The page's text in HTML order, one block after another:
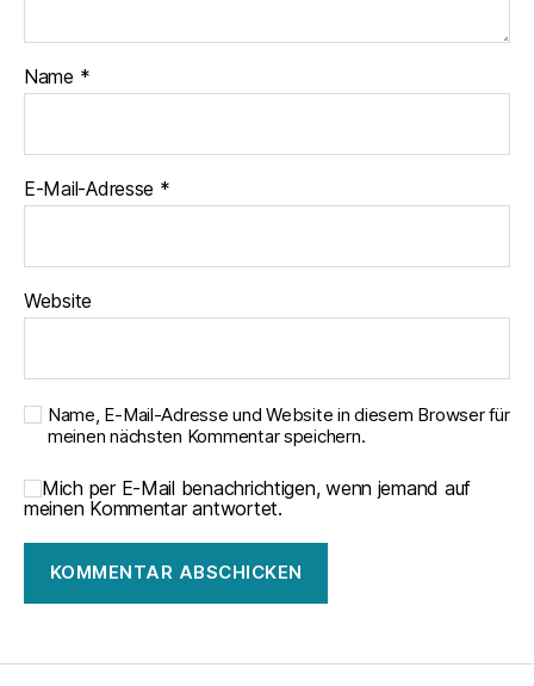
Name *
E-Mail-Adresse *
Website
Name, E-Mail-Adresse und Website in diesem Browser für
meinen nächsten Kommentar speichern.
Mich per E-Mail benachrichtigen, wenn jemand auf
meinen Kommentar antwortet.